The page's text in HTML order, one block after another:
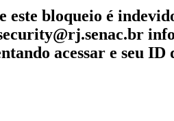
este bloqueio é
acessar e seu ID